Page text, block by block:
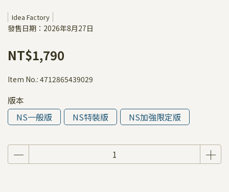
Idea Factory
發售日期：2026年8月27日
NT$1,790
Item No.: 4712865439029
版本
NS一般版
NS特裝版 NS加強限定版